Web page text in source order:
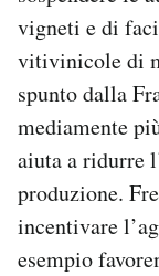
vigneti e di
vitivinicole di
spunto dalla
mediamente
aiuta a ridurre
produzione.
incentivare
esempio